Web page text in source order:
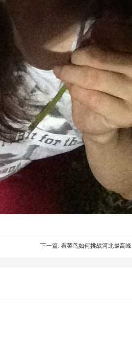
下一篇: 看菜鸟如何挑战河北最高峰